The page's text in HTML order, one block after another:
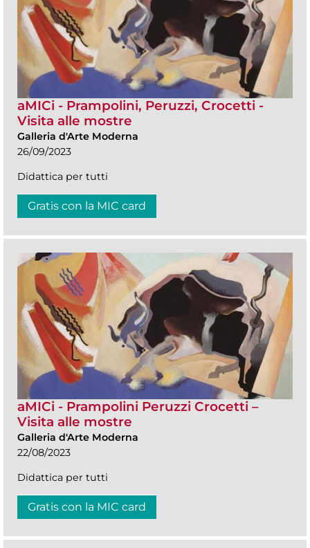
aMICi - Prampolini, Peruzzi, Crocetti -
Visita alle mostre
Galleria d'Arte Moderna
26/09/2023
Didattica per tutti
Gratis con la MIC card
aMICi - Prampolini Peruzzi Crocetti –
Visita alle mostre
Galleria d'Arte Moderna
22/08/2023
Didattica per tutti
Gratis con la MIC card